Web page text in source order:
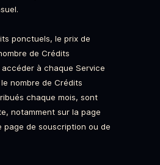
ponctuels, le prix de
de Crédits
à chaque Service
nombre de Crédits
chaque mois, sont
notamment sur la page
page de souscription ou de